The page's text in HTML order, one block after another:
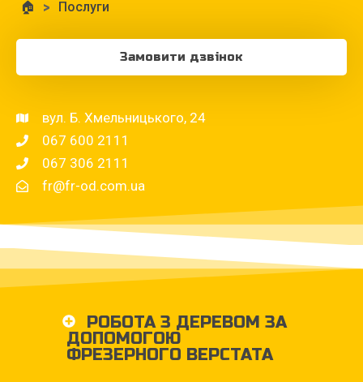
🏠 > Послуги
Замовити дзвінок
вул. Б. Хмельницького, 24
067 600 2111
067 306 2111
fr@fr-od.com.ua
РОБОТА З ДЕРЕВОМ ЗА
ДОПОМОГОЮ
ФРЕЗЕРНОГО ВЕРСТАТА